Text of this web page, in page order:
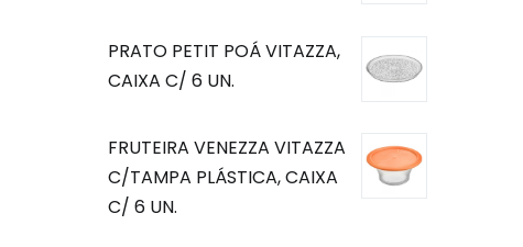
PRATO PETIT POÁ VITAZZA,
CAIXA C/ 6 UN.
FRUTEIRA VENEZZA VITAZZA
C/TAMPA PLÁSTICA, CAIXA
C/ 6 UN.